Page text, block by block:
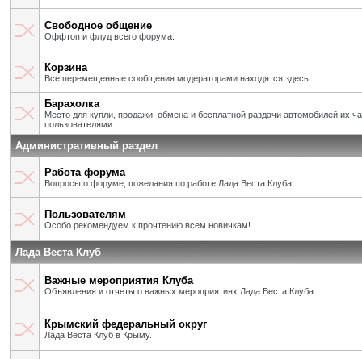
Свободное общение
Оффтоп и флуд всего форума.
Корзина
Все перемещенные сообщения модераторами находятся здесь.
Барахолка
Место для купли, продажи, обмена и бесплатной раздачи автомобилей их
пользователями.
Административный раздел
Работа форума
Вопросы о форуме, пожелания по работе Лада Веста Клуба.
Пользователям
Особо рекомендуем к прочтению всем новичкам!
Лада Веста Клуб
Важные мероприятия Клуба
Объявления и отчеты о важных мероприятиях Лада Веста Клуба.
Крымский федеральный округ
Лада Веста Клуб в Крыму.